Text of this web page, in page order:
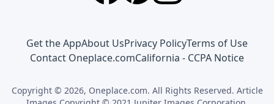
Get the AppAbout UsPrivacy PolicyTerms of Use
Contact Oneplace.comCalifornia - CCPA Notice
Copyright © 2026, Oneplace.com. All Rights Reserved. Article